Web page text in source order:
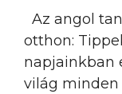
Az angol
otthon:
napjainkban
világ minden